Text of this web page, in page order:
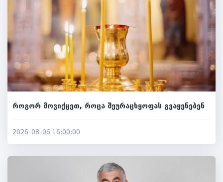
როგორ მოვიქცეთ, როცა შეურაცხყოფას გვაყენებენ
2026-08-06 16:00:00